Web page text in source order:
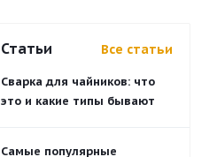
Статьи Все статьи
Сварка для чайников: что
это и какие типы бывают
Самые популярные